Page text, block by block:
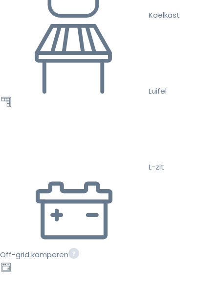
Koelkast
Luifel
L-zit
Off-grid kamperen